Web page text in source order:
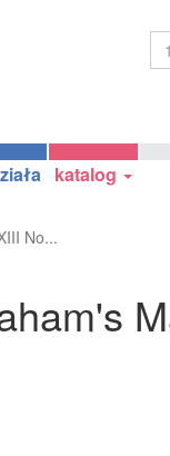
katalog
No...